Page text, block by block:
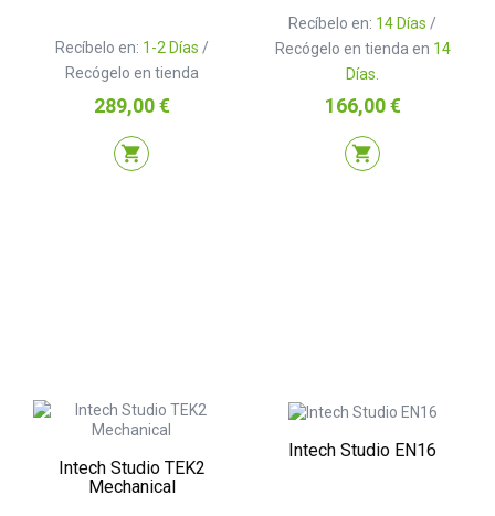
Recíbelo en: 1-2 Días /
Recógelo en tienda
Precio
289,00 €
shopping_cart
Recíbelo en: 14 Días /
Recógelo en tienda en 14
Días.
Precio
166,00 €
shopping_cart
Intech Studio TEK2
Mechanical
Intech Studio EN16